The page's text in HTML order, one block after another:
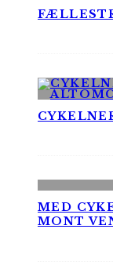
MED
MONT